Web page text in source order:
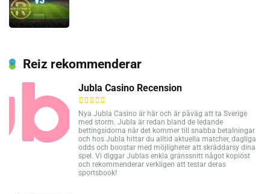
Reiz rekommenderar
Jubla Casino Recension
Nya Jubla Casino är här och är påväg att ta Sverige
med storm. Jubla är redan bland de ledande
bettingsidorna när det kommer till snabba betalningar
och hos Jubla hittar du alltid aktuella matcher, dagliga
odds och boostar med möjligheter att skräddarsy dina
spel. Vi diggar Jublas enkla gränssnitt något kopiöst
och rekommenderar verkligen att testar deras
sportsbook!